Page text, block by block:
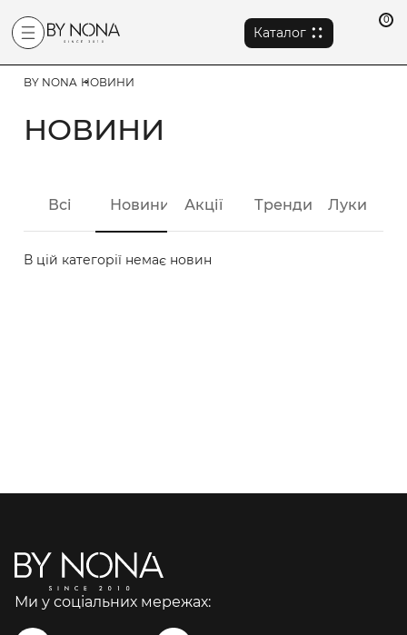
Каталог
0
BY NONA НОВИНИ
НОВИНИ
Всі Новини Акції Тренди Луки
В цій категорії немає новин
Ми у соціальних мережах: